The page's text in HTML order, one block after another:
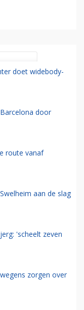
doet widebody-
door
route vanaf
aan de slag
'scheelt zeven
zorgen over